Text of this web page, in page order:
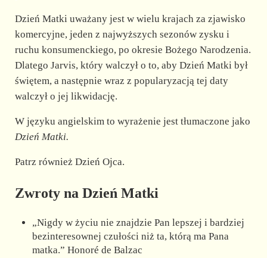
Dzień Matki uważany jest w wielu krajach za zjawisko
komercyjne, jeden z najwyższych sezonów zysku i
ruchu konsumenckiego, po okresie Bożego Narodzenia.
Dlatego Jarvis, który walczył o to, aby Dzień Matki był
świętem, a następnie wraz z popularyzacją tej daty
walczył o jej likwidację.
W języku angielskim to wyrażenie jest tłumaczone jako
Dzień Matki.
Patrz również Dzień Ojca.
Zwroty na Dzień Matki
„Nigdy w życiu nie znajdzie Pan lepszej i bardziej
bezinteresownej czułości niż ta, którą ma Pana
matka.” Honoré de Balzac